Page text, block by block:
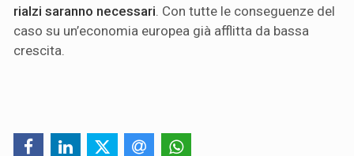
rialzi saranno necessari . Con tutte le conseguenze del
caso su un’economia europea già afflitta da bassa
crescita.